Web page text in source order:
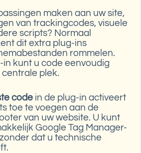
maken aan uw site,
van trackingcodes, visuele
scripts? Normaal
dit extra plug-ins
rommelen.
in kunt u code eenvoudig
plek.
code in de plug-in activeert
toe te voegen aan de
van uw website. U kunt
Google Tag Manager-
dat u technische